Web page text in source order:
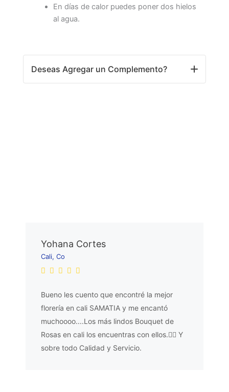
En días de calor puedes poner dos hielos
al agua.
Deseas Agregar un Complemento?
Yohana Cortes
Cali, Co
Bueno les cuento que encontré la mejor
florería en cali SAMATIA y me encantó
muchoooo....Los más lindos Bouquet de
Rosas en cali los encuentras con ellos.👌🏼 Y
sobre todo Calidad y Servicio.